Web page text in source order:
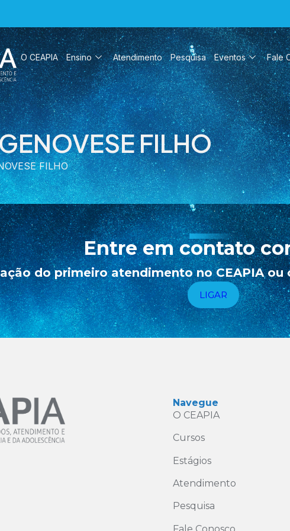
O CEAPIA Ensino Atendimento Pesquisa Eventos Fale
FILHO
FILHO
Entre em contato
do primeiro atendimento no CEAPIA ou
LIGAR
Navegue
O CEAPIA
Cursos
Estágios
Atendimento
Pesquisa
Fale Conosco